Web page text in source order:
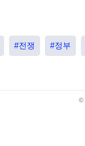
#전쟁 #정부
©